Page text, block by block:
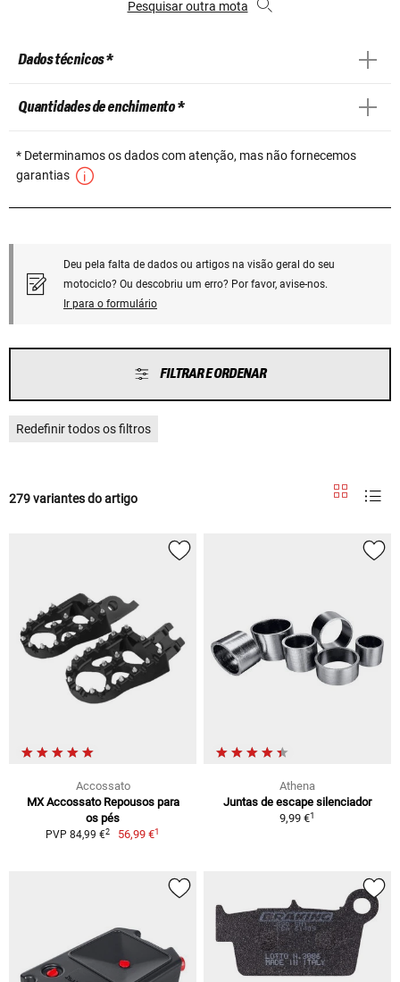
Pesquisar outra mota
Dados técnicos *
Quantidades de enchimento *
* Determinamos os dados com atenção, mas não fornecemos
garantias
Deu pela falta de dados ou artigos na visão geral do seu
motociclo? Ou descobriu um erro? Por favor, avise-nos.
Ir para o formulário
FILTRAR E ORDENAR
Redefinir todos os filtros
279 variantes do artigo
Accossato
MX Accossato Repousos para
os pés
PVP 84,99 €2 56,99 €1
Athena
Juntas de escape silenciador
9,99 €1